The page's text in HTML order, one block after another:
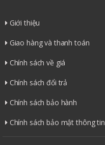
Giới thiệu
Giao hàng và thanh toán
Chính sách về giá
Chính sách đổi trả
Chính sách bảo hành
Chính sách bảo mật thông tin